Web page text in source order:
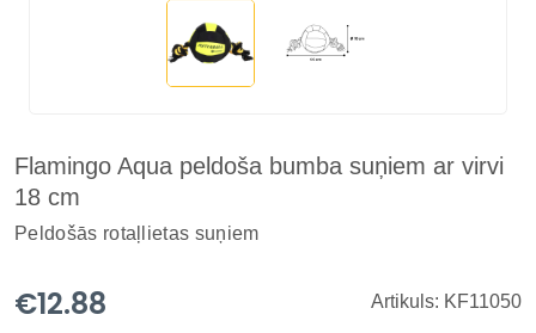
Flamingo Aqua peldoša bumba suņiem ar virvi
18 cm
Peldošās rotaļlietas suņiem
€12.88 Artikuls: KF11050